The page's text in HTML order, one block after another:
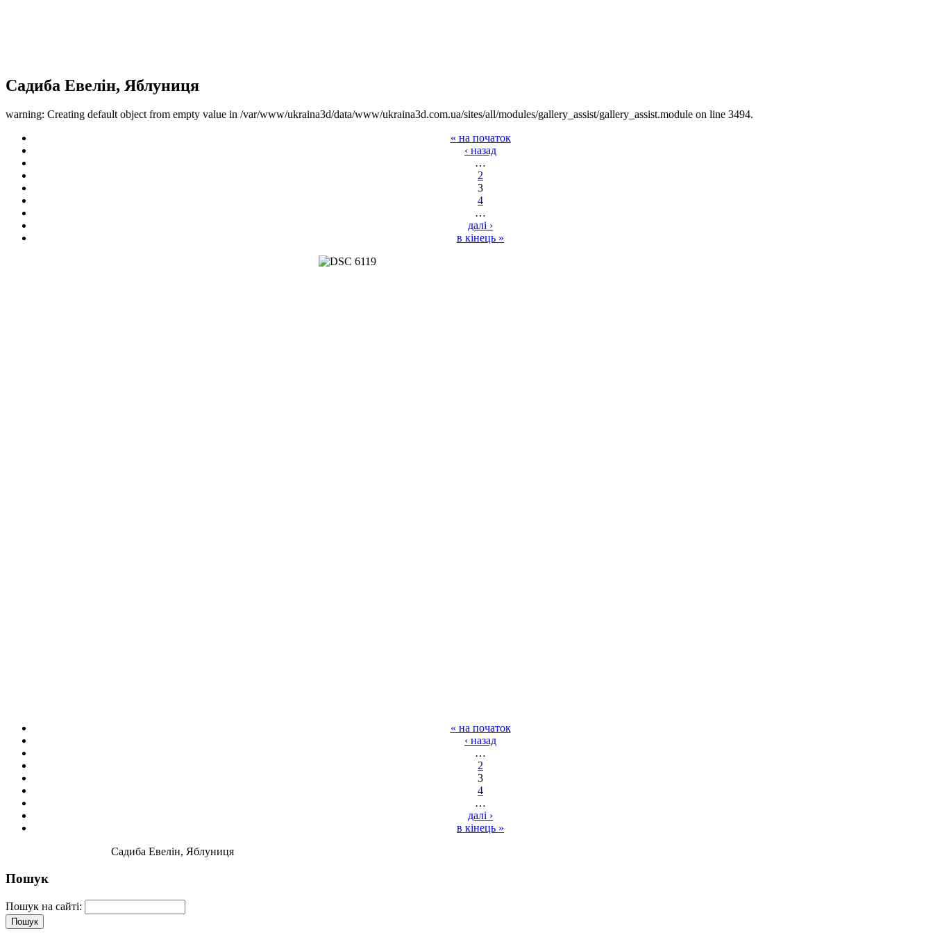
Садиба Евелін, Яблуниця
warning: Creating default object from empty value in /var/www/ukraina3d/data/www/ukraina3d.com.ua/sites/all/modules/gallery_assist/gallery_assist.module on line 3494.
« на початок
‹ назад
…
2
3
4
…
далі ›
в кінець »
« на початок
‹ назад
…
2
3
4
…
далі ›
в кінець »
Садиба Евелін, Яблуниця
Пошук
Пошук на сайті: